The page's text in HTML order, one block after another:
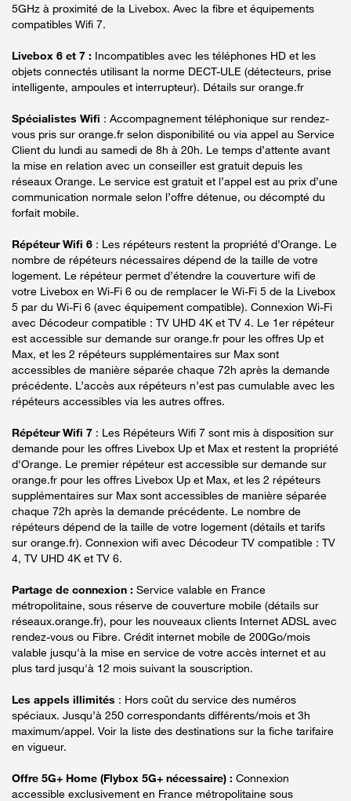
5GHz à proximité de la Livebox. Avec la fibre et équipements
compatibles Wifi 7.
Livebox 6 et 7 : Incompatibles avec les téléphones HD et les
objets connectés utilisant la norme DECT-ULE (détecteurs, prise
intelligente, ampoules et interrupteur). Détails sur orange.fr
Spécialistes Wifi : Accompagnement téléphonique sur rendez-
vous pris sur orange.fr selon disponibilité ou via appel au Service
Client du lundi au samedi de 8h à 20h. Le temps d’attente avant
la mise en relation avec un conseiller est gratuit depuis les
réseaux Orange. Le service est gratuit et l’appel est au prix d’une
communication normale selon l’offre détenue, ou décompté du
forfait mobile.
Répéteur Wifi 6 : Les répéteurs restent la propriété d’Orange. Le
nombre de répéteurs nécessaires dépend de la taille de votre
logement. Le répéteur permet d’étendre la couverture wifi de
votre Livebox en Wi-Fi 6 ou de remplacer le Wi-Fi 5 de la Livebox
5 par du Wi-Fi 6 (avec équipement compatible). Connexion Wi-Fi
avec Décodeur compatible : TV UHD 4K et TV 4. Le 1er répéteur
est accessible sur demande sur orange.fr pour les offres Up et
Max, et les 2 répéteurs supplémentaires sur Max sont
accessibles de manière séparée chaque 72h après la demande
précédente. L’accès aux répéteurs n’est pas cumulable avec les
répéteurs accessibles via les autres offres.
Répéteur Wifi 7 : Les Répéteurs Wifi 7 sont mis à disposition sur
demande pour les offres Livebox Up et Max et restent la propriété
d'Orange. Le premier répéteur est accessible sur demande sur
orange.fr pour les offres Livebox Up et Max, et les 2 répéteurs
supplémentaires sur Max sont accessibles de manière séparée
chaque 72h après la demande précédente. Le nombre de
répéteurs dépend de la taille de votre logement (détails et tarifs
sur orange.fr). Connexion wifi avec Décodeur TV compatible : TV
4, TV UHD 4K et TV 6.
Partage de connexion : Service valable en France
métropolitaine, sous réserve de couverture mobile (détails sur
réseaux.orange.fr), pour les nouveaux clients Internet ADSL avec
rendez-vous ou Fibre. Crédit internet mobile de 200Go/mois
valable jusqu'à la mise en service de votre accès internet et au
plus tard jusqu'à 12 mois suivant la souscription.
Les appels illimités : Hors coût du service des numéros
spéciaux. Jusqu’à 250 correspondants différents/mois et 3h
maximum/appel. Voir la liste des destinations sur la fiche tarifaire
en vigueur.
Offre 5G+ Home (Flybox 5G+ nécessaire) : Connexion
accessible exclusivement en France métropolitaine sous